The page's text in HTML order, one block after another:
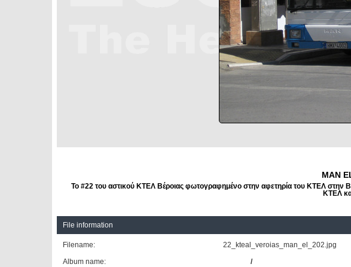
MAN
Το #22 του αστικού ΚΤΕΛ Βέροιας φωτογραφημένο στην αφετηρία του ΚΤΕΛ στην
ΚΤΕΛ
File information
Filename:
22_kteal_veroias_man_el_202.jpg
Album name:
/